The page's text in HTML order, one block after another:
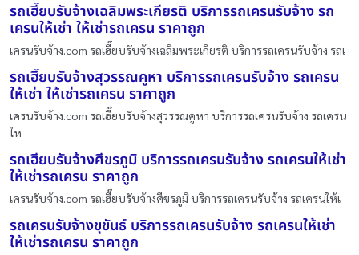
รถเฮี๊ยบรับจ้างเฉลิมพระเกียรติ บริการรถเครนรับจ้าง รถ
เครนให้เช่า ให้เช่ารถเครน ราคาถูก
เครนรับจ้าง.com รถเฮี๊ยบรับจ้างเฉลิมพระเกียรติ บริการรถเครนรับจ้าง รถเ
รถเฮี๊ยบรับจ้างสุวรรณคูหา บริการรถเครนรับจ้าง รถเครน
ให้เช่า ให้เช่ารถเครน ราคาถูก
เครนรับจ้าง.com รถเฮี๊ยบรับจ้างสุวรรณคูหา บริการรถเครนรับจ้าง รถเครน
ให
รถเฮี๊ยบรับจ้างศีขรภูมิ บริการรถเครนรับจ้าง รถเครนให้เช่า
ให้เช่ารถเครน ราคาถูก
เครนรับจ้าง.com รถเฮี๊ยบรับจ้างศีขรภูมิ บริการรถเครนรับจ้าง รถเครนให้เ
รถเครนรับจ้างขุขันธ์ บริการรถเครนรับจ้าง รถเครนให้เช่า
ให้เช่ารถเครน ราคาถูก